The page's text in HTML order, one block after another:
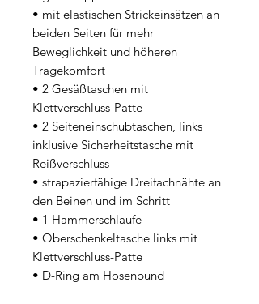
• mit elastischen Strickeinsätzen an
beiden Seiten für mehr
Beweglichkeit und höheren
Tragekomfort
• 2 Gesäßtaschen mit
Klettverschluss-Patte
• 2 Seiteneinschubtaschen, links
inklusive Sicherheitstasche mit
Reißverschluss
• strapazierfähige Dreifachnähte an
den Beinen und im Schritt
• 1 Hammerschlaufe
• Oberschenkeltasche links mit
Klettverschluss-Patte
• D-Ring am Hosenbund